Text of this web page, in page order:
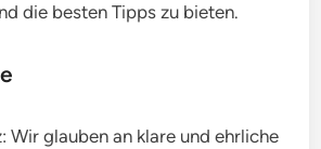
die besten Tipps zu bieten.
Wir glauben an klare und ehrliche